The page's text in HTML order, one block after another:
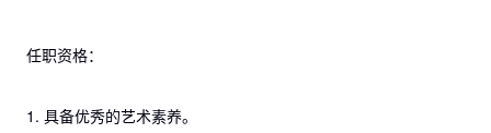
任职资格：
1. 具备优秀的艺术素养。